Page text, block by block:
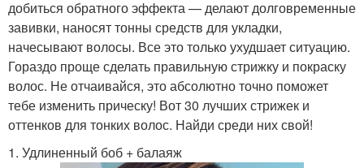
добиться обратного эффекта — делают долговременные
завивки, наносят тонны средств для укладки,
начесывают волосы. Все это только ухудшает ситуацию.
Гораздо проще сделать правильную стрижку и покраску
волос. Не отчаивайся, это абсолютно точно поможет
тебе изменить прическу! Вот 30 лучших стрижек и
оттенков для тонких волос. Найди среди них свой!
1. Удлиненный боб + балаяж